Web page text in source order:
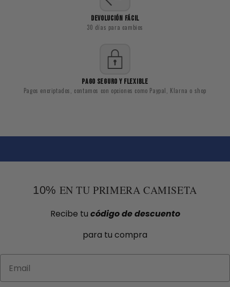
DEVOLUCIÓN FÁCIL
30 días para cambios
PAGO SEGURO Y FLEXIBLE
Pagos encriptados, contamos con opciones como Paypal, Klarna o shop
10% EN TU PRIMERA CAMISETA
Recibe tu código de descuento
para tu compra